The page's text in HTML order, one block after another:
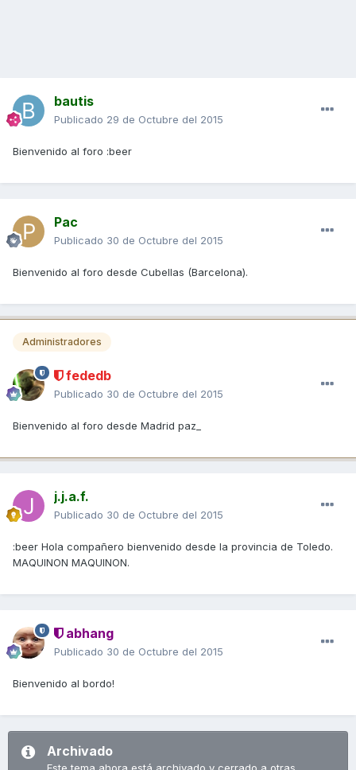
bautis
Publicado 29 de Octubre del 2015
Bienvenido al foro :beer
Pac
Publicado 30 de Octubre del 2015
Bienvenido al foro desde Cubellas (Barcelona).
Administradores
fededb
Publicado 30 de Octubre del 2015
Bienvenido al foro desde Madrid paz_
j.j.a.f.
Publicado 30 de Octubre del 2015
:beer Hola compañero bienvenido desde la provincia de Toledo.
MAQUINON MAQUINON.
abhang
Publicado 30 de Octubre del 2015
Bienvenido al bordo!
Archivado
Este tema ahora está archivado y cerrado a otras